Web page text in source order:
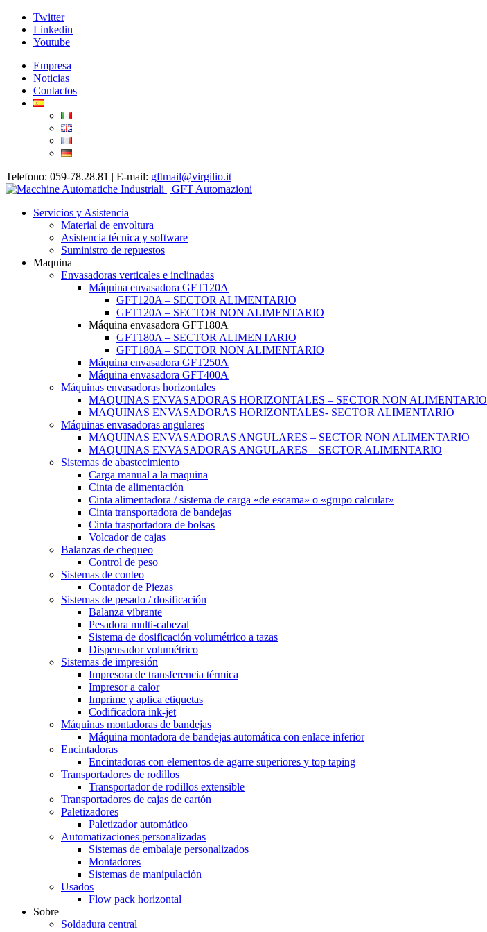
Twitter
Linkedin
Youtube
Empresa
Noticias
Contactos
Telefono: 059-78.28.81 | E-mail: gftmail@virgilio.it
Servicios y Asistencia
Material de envoltura
Asistencia técnica y software
Suministro de repuestos
Maquina
Envasadoras verticales e inclinadas
Máquina envasadora GFT120A
GFT120A – SECTOR ALIMENTARIO
GFT120A – SECTOR NON ALIMENTARIO
Máquina envasadora GFT180A
GFT180A – SECTOR ALIMENTARIO
GFT180A – SECTOR NON ALIMENTARIO
Máquina envasadora GFT250A
Máquina envasadora GFT400A
Máquinas envasadoras horizontales
MAQUINAS ENVASADORAS HORIZONTALES – SECTOR NON ALIMENTARIO
MAQUINAS ENVASADORAS HORIZONTALES- SECTOR ALIMENTARIO
Máquinas envasadoras angulares
MAQUINAS ENVASADORAS ANGULARES – SECTOR NON ALIMENTARIO
MAQUINAS ENVASADORAS ANGULARES – SECTOR ALIMENTARIO
Sistemas de abastecimiento
Carga manual a la maquina
Cinta de alimentación
Cinta alimentadora / sistema de carga «de escama» o «grupo calcular»
Cinta transportadora de bandejas
Cinta trasportadora de bolsas
Volcador de cajas
Balanzas de chequeo
Control de peso
Sistemas de conteo
Contador de Piezas
Sistemas de pesado / dosificación
Balanza vibrante
Pesadora multi-cabezal
Sistema de dosificación volumétrico a tazas
Dispensador volumétrico
Sistemas de impresión
Impresora de transferencia térmica
Impresor a calor
Imprime y aplica etiquetas
Codificadora ink-jet
Máquinas montadoras de bandejas
Máquina montadora de bandejas automática con enlace inferior
Encintadoras
Encintadoras con elementos de agarre superiores y top taping
Transportadores de rodillos
Transportador de rodillos extensible
Transportadores de cajas de cartón
Paletizadores
Paletizador automático
Automatizaciones personalizadas
Sistemas de embalaje personalizados
Montadores
Sistemas de manipulación
Usados
Flow pack horizontal
Sobre
Soldadura central